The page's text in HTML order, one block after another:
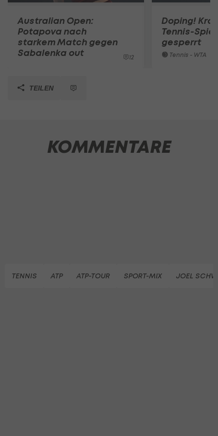
Australian Open:
Potapova nach
starkem Match gegen
Sabalenka out
12
Doping!
Tennis-
gesperrt
Tennis - WTA
TEILEN
KOMMENTARE
TENNIS ATP ATP-TOUR SPORT-MIX JOEL